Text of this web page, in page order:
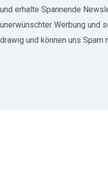
und erhalte Spannende
unerwünschter Werbung und
drawig und können uns Spam